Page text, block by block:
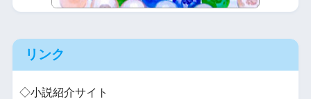
リンク
◇小説紹介サイト